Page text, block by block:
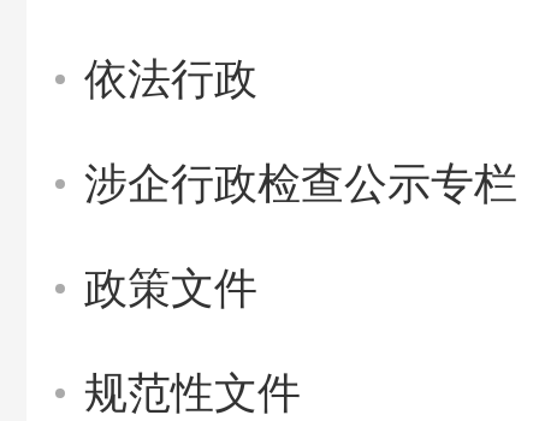
依法行政
涉企行政检查公示专栏
政策文件
规范性文件